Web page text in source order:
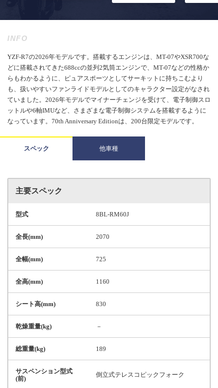
INFO
YZF-R7の2026年モデルです。搭載するエンジンは、MT-07やXSR700な
どに搭載されてきた688ccの並列2気筒エンジンで、MT-07などの性格か
らもわかるように、ピュアスポーツとしてサーキットに持ちこむより
も、扱いやすいファンライドモデルとしてのキャラクター設定がなされ
ていました。2026年モデルでマイナーチェンジを受けて、電子制御スロ
ットルや6軸IMUなど、さまざまな電子制御システムを搭載するように
なっています。70th Anniversary Editionは、200台限定モデルです。
スペック 他車種
主要スペック
型式 8BL-RM60J
全長(mm) 2070
全幅(mm) 725
全高(mm) 1160
シート高(mm) 830
乾燥重量(kg) －
総重量(kg) 189
サスペンション型式
(前)
倒立式テレスコピックフォーク